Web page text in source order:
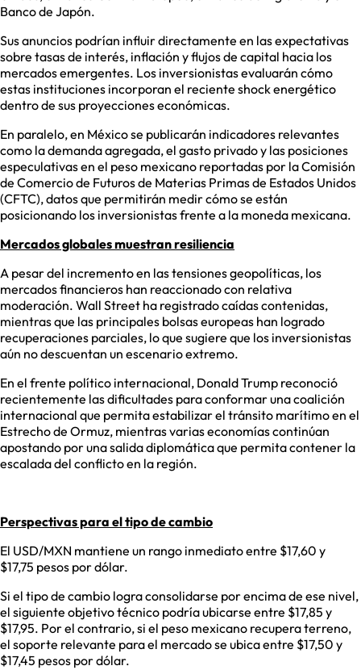
Banco de Japón.
Sus anuncios podrían influir directamente en las expectativas
sobre tasas de interés, inflación y flujos de capital hacia los
mercados emergentes. Los inversionistas evaluarán cómo
estas instituciones incorporan el reciente shock energético
dentro de sus proyecciones económicas.
En paralelo, en México se publicarán indicadores relevantes
como la demanda agregada, el gasto privado y las posiciones
especulativas en el peso mexicano reportadas por la Comisión
de Comercio de Futuros de Materias Primas de Estados Unidos
(CFTC), datos que permitirán medir cómo se están
posicionando los inversionistas frente a la moneda mexicana.
Mercados globales muestran resiliencia
A pesar del incremento en las tensiones geopolíticas, los
mercados financieros han reaccionado con relativa
moderación. Wall Street ha registrado caídas contenidas,
mientras que las principales bolsas europeas han logrado
recuperaciones parciales, lo que sugiere que los inversionistas
aún no descuentan un escenario extremo.
En el frente político internacional, Donald Trump reconoció
recientemente las dificultades para conformar una coalición
internacional que permita estabilizar el tránsito marítimo en el
Estrecho de Ormuz, mientras varias economías continúan
apostando por una salida diplomática que permita contener la
escalada del conflicto en la región.
Perspectivas para el tipo de cambio
El USD/MXN mantiene un rango inmediato entre $17,60 y
$17,75 pesos por dólar.
Si el tipo de cambio logra consolidarse por encima de ese nivel,
el siguiente objetivo técnico podría ubicarse entre $17,85 y
$17,95. Por el contrario, si el peso mexicano recupera terreno,
el soporte relevante para el mercado se ubica entre $17,50 y
$17,45 pesos por dólar.